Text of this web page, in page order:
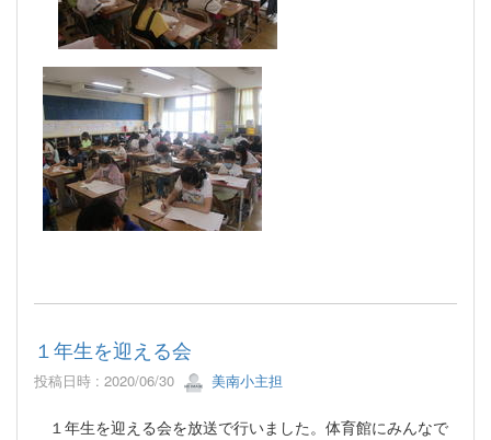
１年生を迎える会
投稿日時 : 2020/06/30 美南小主担
１年生を迎える会を放送で行いました。体育館にみんなで